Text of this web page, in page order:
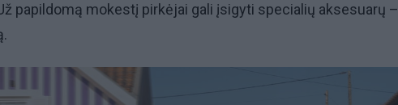
papildomą mokestį pirkėjai gali įsigyti specialių aksesuarų –